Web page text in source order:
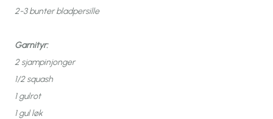
2-3 bunter bladpersille
Garnityr:
2 sjampinjonger
1/2 squash
1 gulrot
1 gul løk